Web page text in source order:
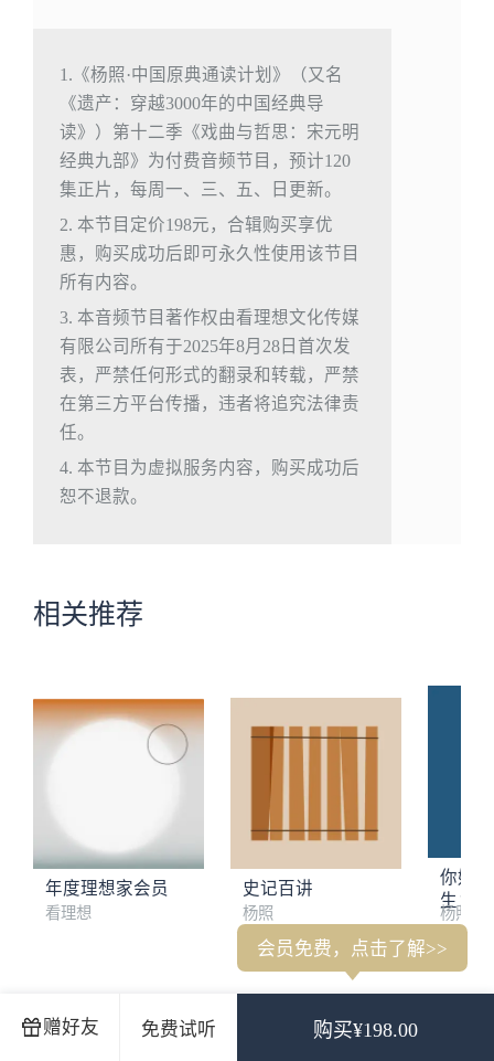
赠好友 免费试听 购买¥198.00
会员免费，点击了解>>
1.《杨照·中国原典通读计划》（又名
《遗产：穿越3000年的中国经典导
读》）第十二季《戏曲与哲思：宋元明
经典九部》为付费音频节目，预计120
集正片，每周一、三、五、日更新。
2. 本节目定价198元，合辑购买享优
惠，购买成功后即可永久性使用该节目
所有内容。
3. 本音频节目著作权由看理想文化传媒
有限公司所有于2025年8月28日首次发
表，严禁任何形式的翻录和转载，严禁
在第三方平台传播，违者将追究法律责
任。
4. 本节目为虚拟服务内容，购买成功后
恕不退款。
相关推荐
年度理想家会员
看理想
史记百讲
杨照
你好
生：
造的
杨照
思想的自我解放：